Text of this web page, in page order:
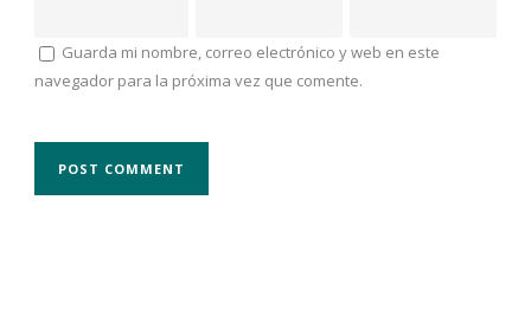
Guarda mi nombre, correo electrónico y web en este
navegador para la próxima vez que comente.